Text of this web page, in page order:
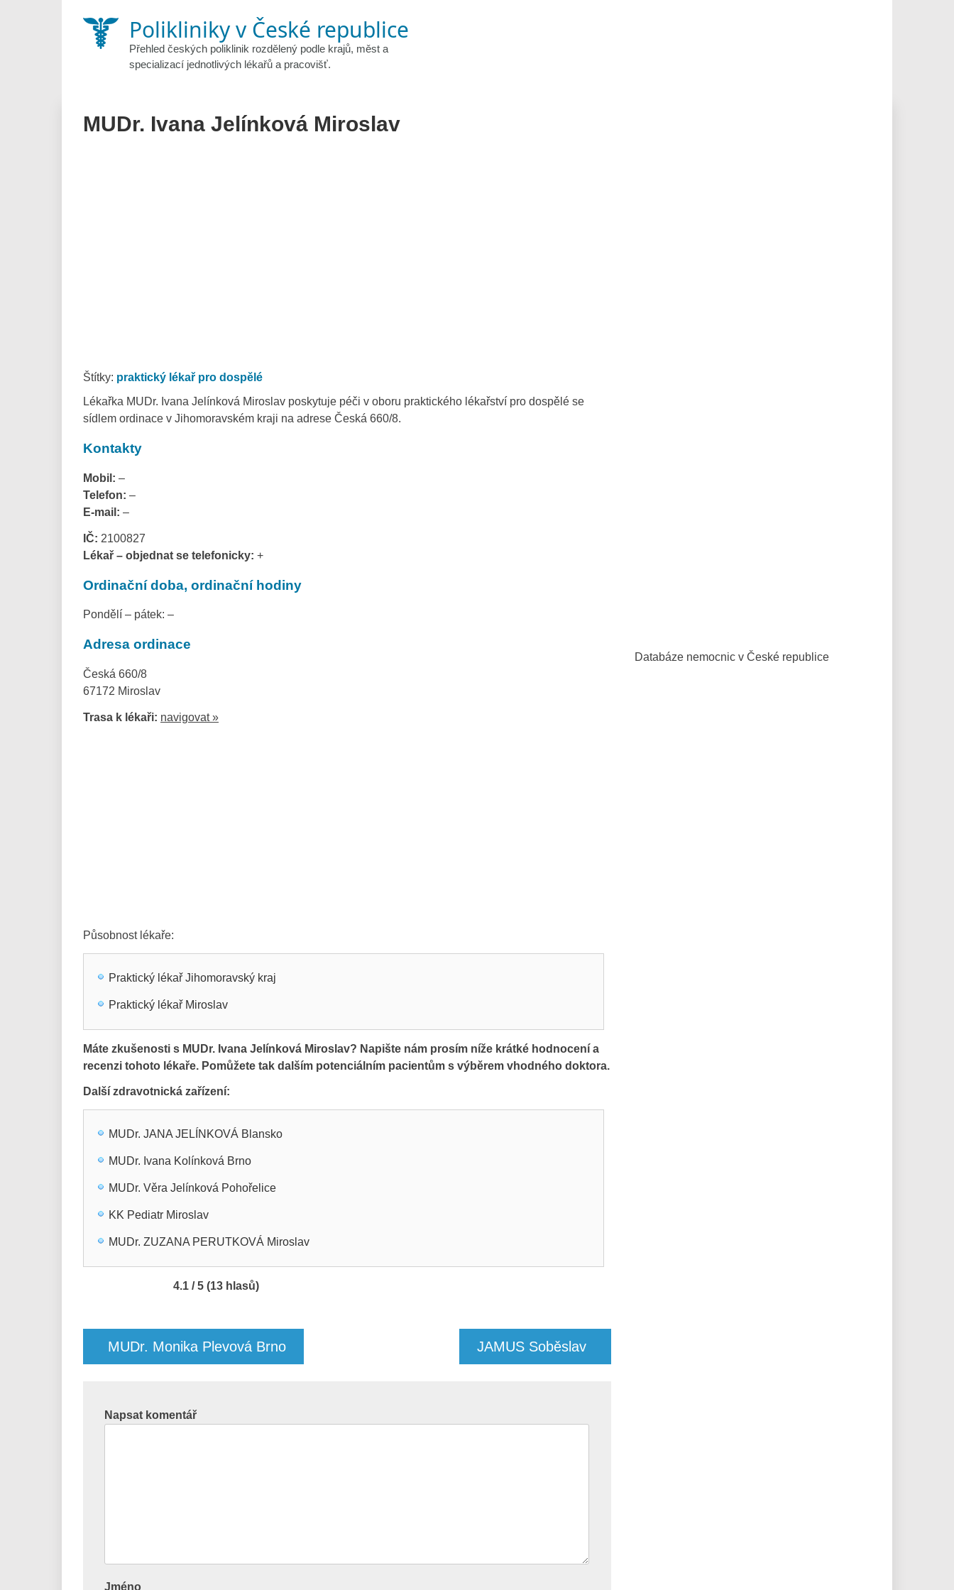
Polikliniky v České republice
Přehled českých poliklinik rozdělený podle krajů, měst a
specializací jednotlivých lékařů a pracovišť.
MUDr. Ivana Jelínková Miroslav
Štítky: praktický lékař pro dospělé
Lékařka MUDr. Ivana Jelínková Miroslav poskytuje péči v oboru praktického lékařství pro dospělé se
sídlem ordinace v Jihomoravském kraji na adrese Česká 660/8.
Kontakty
Mobil: –
Telefon: –
E-mail: –
IČ: 2100827
Lékař – objednat se telefonicky: +
Ordinační doba, ordinační hodiny
Pondělí – pátek: –
Adresa ordinace
Česká 660/8
67172 Miroslav
Trasa k lékaři: navigovat »
Působnost lékaře:
Praktický lékař Jihomoravský kraj
Praktický lékař Miroslav
Máte zkušenosti s MUDr. Ivana Jelínková Miroslav? Napište nám prosím níže krátké hodnocení a
recenzi tohoto lékaře. Pomůžete tak dalším potenciálním pacientům s výběrem vhodného doktora.
Další zdravotnická zařízení:
MUDr. JANA JELÍNKOVÁ Blansko
MUDr. Ivana Kolínková Brno
MUDr. Věra Jelínková Pohořelice
KK Pediatr Miroslav
MUDr. ZUZANA PERUTKOVÁ Miroslav
4.1 / 5 (13 hlasů)
příspěvek
MUDr. Monika Plevová Brno JAMUS Soběslav
Napsat komentář
Jméno
Databáze nemocnic v České republice